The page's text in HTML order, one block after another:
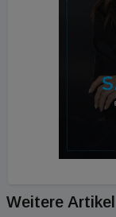
Weitere Artikel